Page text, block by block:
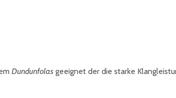
Dundunfolas geeignet der die starke